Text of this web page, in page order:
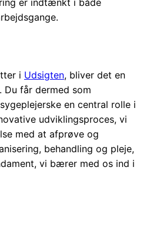
er indtænkt i både
i Udsigten, bliver det en
Du får dermed som
en central rolle i
udviklingsproces, vi
med at afprøve og
behandling og pleje,
vi bærer med os ind i